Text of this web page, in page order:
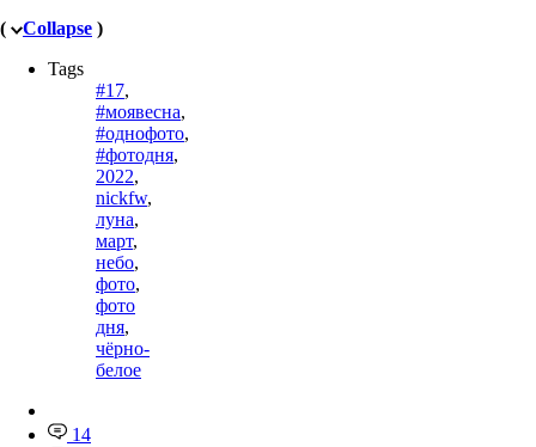
(
Collapse )
Tags
#17,
#моявесна,
#однофото,
#фотодня,
2022,
nickfw,
луна,
март,
небо,
фото,
фото
дня,
чёрно-
белое
14